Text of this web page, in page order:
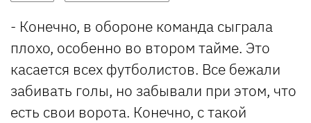
- Конечно, в обороне команда сыграла
плохо, особенно во втором тайме. Это
касается всех футболистов. Все бежали
забивать голы, но забывали при этом, что
есть свои ворота. Конечно, с такой